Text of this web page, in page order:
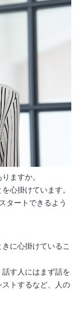
ますか。
心掛けています。
タートできるよう
に心掛けているこ
す人にはまず話を
トするなど、人の